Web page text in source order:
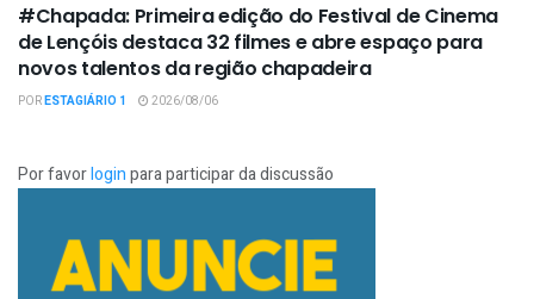
#Chapada: Primeira edição do Festival de Cinema
de Lençóis destaca 32 filmes e abre espaço para
novos talentos da região chapadeira
PORESTAGIÁRIO 1 2026/08/06
Por favorloginpara participar da discussão